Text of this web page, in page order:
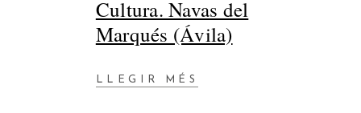
Cultura. Navas del
Marqués (Ávila)
LLEGIR MÉS